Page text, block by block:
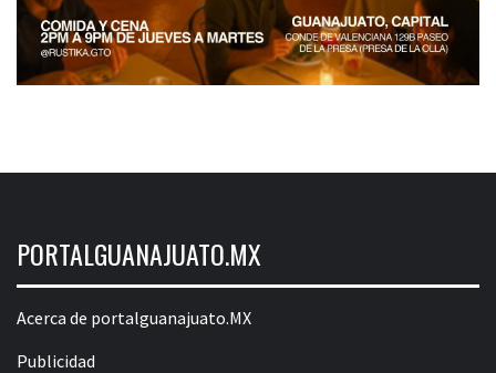
PORTALGUANAJUATO.MX
Acerca de portalguanajuato.MX
Publicidad